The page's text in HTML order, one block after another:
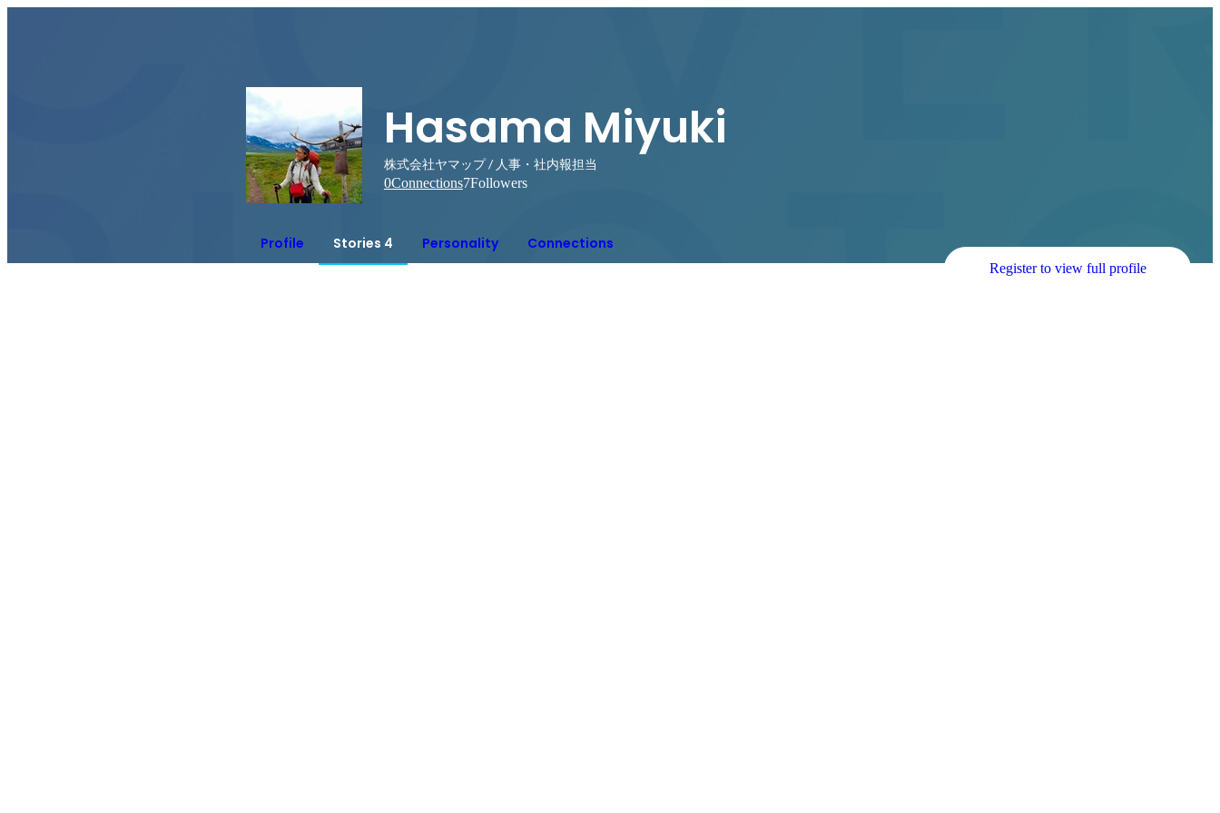
Hasama Miyuki
株式会社ヤマップ / 人事・社内報担当
0Connections7Followers
Profile Stories 4 Personality Connections
Register to view full profile